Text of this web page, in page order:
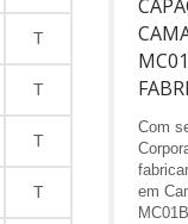
T
T
T
T
Com
em